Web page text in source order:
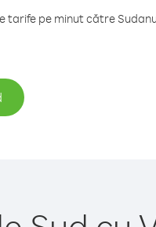
tarife pe minut către